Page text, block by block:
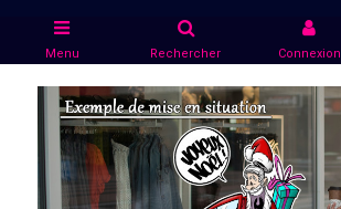
Menu Rechercher Connexion